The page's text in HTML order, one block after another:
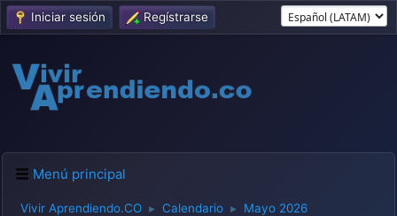
Iniciar sesión Regístrarse
Menú principal
Vivir Aprendiendo.CO ► Calendario ► Mayo 2026